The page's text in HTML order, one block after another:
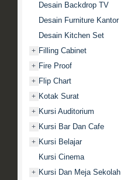
Desain Backdrop TV
Desain Furniture Kantor
Desain Kitchen Set
+ Filling Cabinet
+ Fire Proof
+ Flip Chart
+ Kotak Surat
+ Kursi Auditorium
+ Kursi Bar Dan Cafe
+ Kursi Belajar
Kursi Cinema
+ Kursi Dan Meja Sekolah